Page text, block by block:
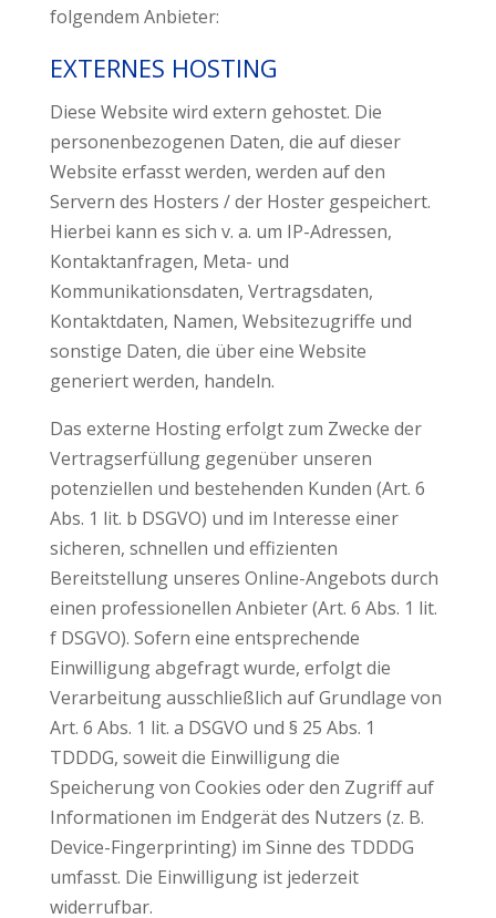
folgendem Anbieter:
EXTERNES HOSTING
Diese Website wird extern gehostet. Die
personenbezogenen Daten, die auf dieser
Website erfasst werden, werden auf den
Servern des Hosters / der Hoster gespeichert.
Hierbei kann es sich v. a. um IP-Adressen,
Kontaktanfragen, Meta- und
Kommunikationsdaten, Vertragsdaten,
Kontaktdaten, Namen, Websitezugriffe und
sonstige Daten, die über eine Website
generiert werden, handeln.
Das externe Hosting erfolgt zum Zwecke der
Vertragserfüllung gegenüber unseren
potenziellen und bestehenden Kunden (Art. 6
Abs. 1 lit. b DSGVO) und im Interesse einer
sicheren, schnellen und effizienten
Bereitstellung unseres Online-Angebots durch
einen professionellen Anbieter (Art. 6 Abs. 1 lit.
f DSGVO). Sofern eine entsprechende
Einwilligung abgefragt wurde, erfolgt die
Verarbeitung ausschließlich auf Grundlage von
Art. 6 Abs. 1 lit. a DSGVO und § 25 Abs. 1
TDDDG, soweit die Einwilligung die
Speicherung von Cookies oder den Zugriff auf
Informationen im Endgerät des Nutzers (z. B.
Device-Fingerprinting) im Sinne des TDDDG
umfasst. Die Einwilligung ist jederzeit
widerrufbar.